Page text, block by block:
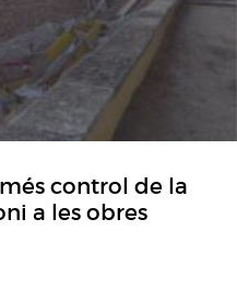
control de la
a les obres